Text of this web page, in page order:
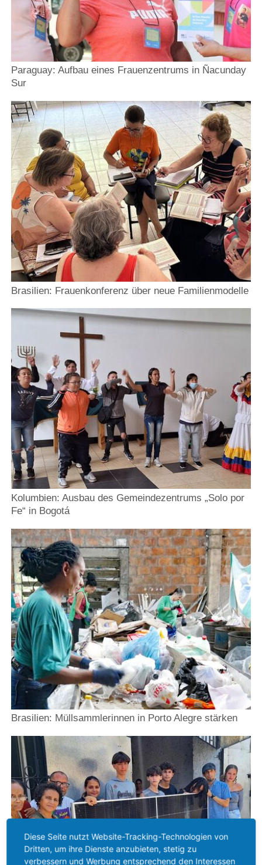
Paraguay: Aufbau eines Frauenzentrums in Ñacunday
Sur
Brasilien: Frauenkonferenz über neue Familienmodelle
Kolumbien: Ausbau des Gemeindezentrums „Solo por
Fe“ in Bogotá
Brasilien: Müllsammlerinnen in Porto Alegre stärken
Diese Seite nutzt Website-Tracking-Technologien von
Dritten, um ihre Dienste anzubieten, stetig zu
verbessern und Werbung entsprechend den Interessen